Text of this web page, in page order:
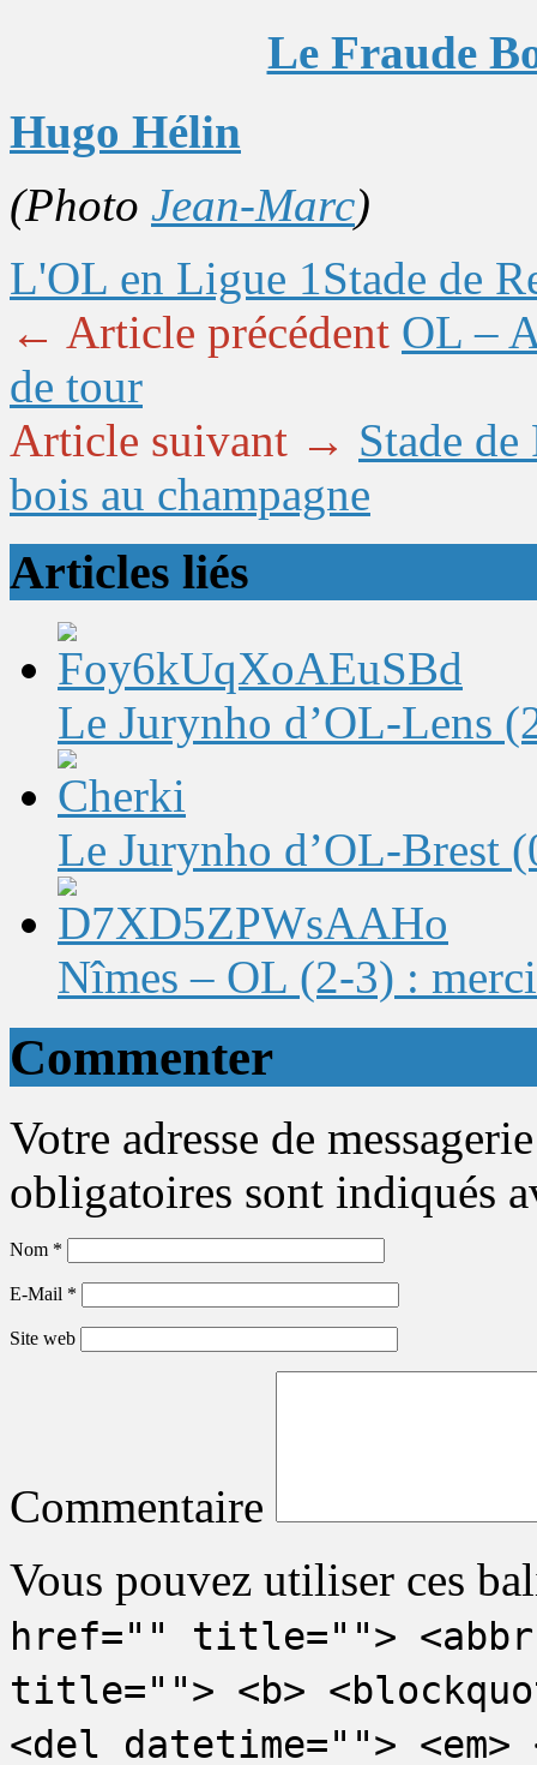
Le Fraude
Hugo Hélin
(Photo Jean-Marc)
L'OL en Ligue 1Stade de
← Article précédent OL –
de tour
Article suivant → Stade
bois au champagne
Articles liés
Le Jurynho d’OL-Lens
Le Jurynho d’OL-Brest
Nîmes – OL (2-3) :
Commenter
Votre adresse de
obligatoires sont indiqués
Nom *
E-Mail *
Site web
Commentaire
Vous pouvez utiliser ces
href="" title="">
title=""> <b>
<del datetime="">